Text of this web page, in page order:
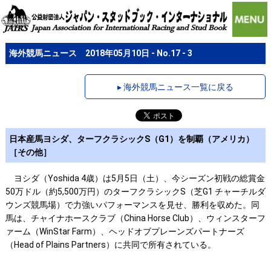
海外競馬ニュース 2018年05月10日 - No.17 - 3
▸ 海外競馬ニュース一覧に戻る
日本産馬ヨシダ、ターフクラシックS（G1）を制覇（アメリカ）
［その他］
ヨシダ（Yoshida 4歳）は5月5日（土）、今シーズン初戦の総賞金
50万ドル（約5,500万円）のターフクラシックS（芝G1 チャーチルダ
ウンズ競馬場）で力強いパフォーマンスを見せ、勝利を収めた。同
馬は、チャイナホースクラブ（China Horse Club）、ウィンスターフ
ァーム（WinStar Farm）、ヘッドオブプレーンズパートナーズ
（Head of Plains Partners）に共同で所有されている。